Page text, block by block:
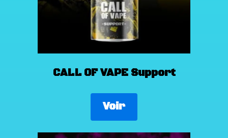
CALL OF VAPE Support
Voir